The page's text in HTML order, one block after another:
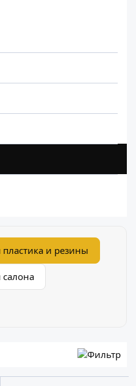
и резины